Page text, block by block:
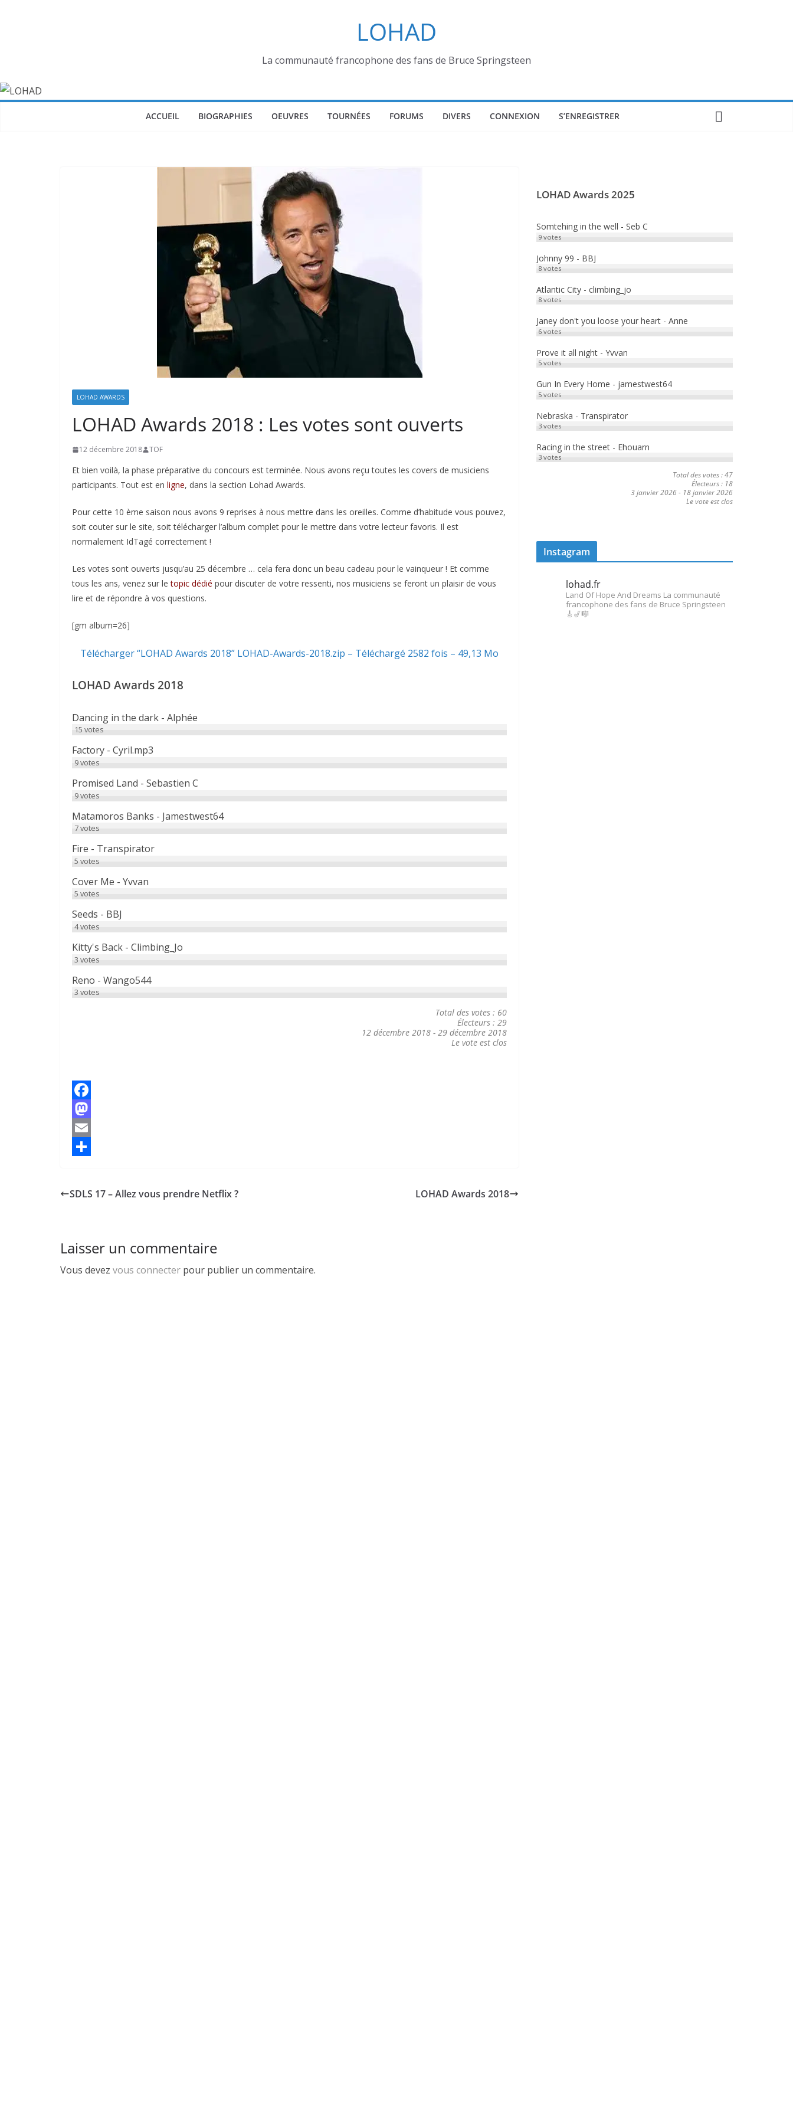
LOHAD
La communauté francophone des fans de Bruce Springsteen
ACCUEIL BIOGRAPHIES OEUVRES TOURNÉES FORUMS DIVERS CONNEXION S’ENREGISTRER
LOHAD AWARDS
LOHAD Awards 2018 : Les votes sont ouverts
12 décembre 2018 TOF
Et bien voilà, la phase préparative du concours est terminée. Nous avons reçu toutes les covers de musiciens
participants. Tout est en ligne, dans la section Lohad Awards.
Pour cette 10 ème saison nous avons 9 reprises à nous mettre dans les oreilles. Comme d’habitude vous pouvez,
soit couter sur le site, soit télécharger l’album complet pour le mettre dans votre lecteur favoris. Il est
normalement IdTagé correctement !
Les votes sont ouverts jusqu’au 25 décembre … cela fera donc un beau cadeau pour le vainqueur ! Et comme
tous les ans, venez sur le topic dédié pour discuter de votre ressenti, nos musiciens se feront un plaisir de vous
lire et de répondre à vos questions.
[gm album=26]
Télécharger “LOHAD Awards 2018” LOHAD-Awards-2018.zip – Téléchargé 2582 fois – 49,13 Mo
LOHAD Awards 2018
Dancing in the dark - Alphée
15 votes
Factory - Cyril.mp3
9votes
Promised Land - Sebastien C
9votes
Matamoros Banks - Jamestwest64
7votes
Fire - Transpirator
5 votes
Cover Me - Yvvan
5 votes
Seeds - BBJ
4votes
Kitty's Back - Climbing_Jo
3 votes
Reno - Wango544
3 votes
Total des votes : 60
Électeurs : 29
12 décembre 2018 - 29 décembre 2018
Le vote est clos
F
a
k
M
a
o
E
a
SDLS 17 – Allez vous prendre Netflix ? LOHAD Awards 2018
Laisser un commentaire
Vous devez vous connecter pour publier un commentaire.
LOHAD Awards 2025
Somtehing in the well - Seb C
9votes
Johnny 99 - BBJ
8votes
Atlantic City - climbing_jo
8votes
Janey don't you loose your heart - Anne
6votes
Prove it all night - Yvvan
5votes
Gun In Every Home - jamestwest64
5votes
Nebraska - Transpirator
3votes
Racing in the street - Ehouarn
3votes
Total des votes : 47
Électeurs : 18
3 janvier 2026- 18 janvier 2026
Le vote est clos
Instagram
lohad.fr
Land Of Hope And Dreams La communauté
francophone des fans de Bruce Springsteen
🎸🎷🎼